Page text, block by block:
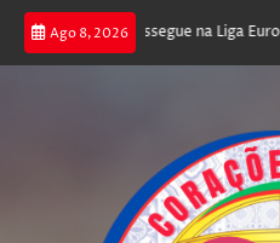
Ago 8, 2026
joga poker e prossegue na Liga Europa